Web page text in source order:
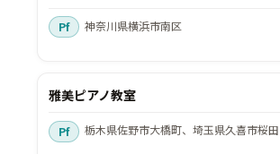
神奈川県横浜市南区
雅美ピアノ教室
栃木県佐野市大橋町、埼玉県久喜市桜田